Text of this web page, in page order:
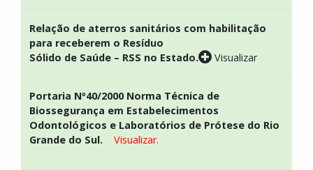
Relação de aterros sanitários com habilitação
para receberem o Resíduo
Sólido de Saúde – RSS no Estado.
Visualizar
Portaria Nº40/2000 Norma Técnica de
Biossegurança em Estabelecimentos
Odontológicos e Laboratórios de Prótese do Rio
Grande do Sul. Visualizar.